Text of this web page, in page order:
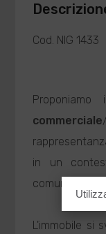
Cod. NIG 1433
Proponiamo
commerciale
in un
comune di
L'immobile si